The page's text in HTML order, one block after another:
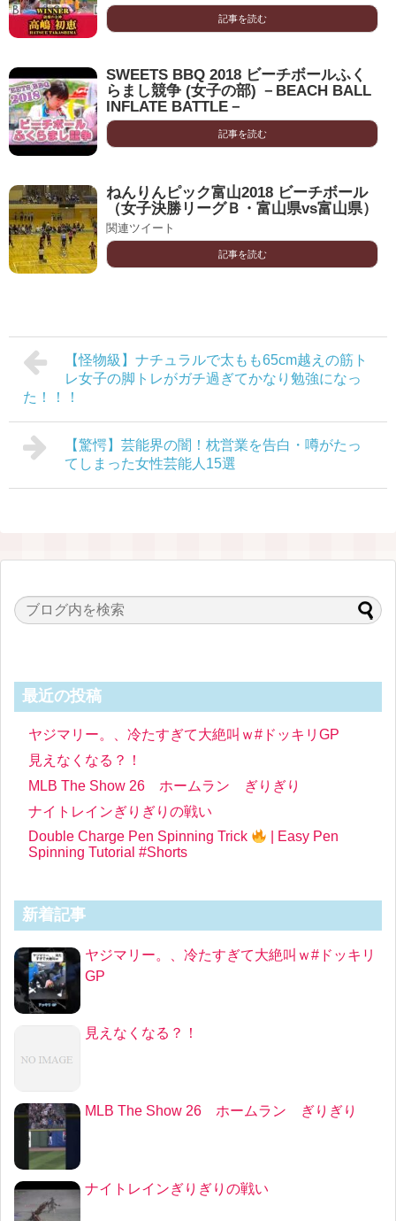
記事を読む
SWEETS BBQ 2018 ビーチボールふく
らまし競争 (女子の部) －BEACH BALL
INFLATE BATTLE－
記事を読む
ねんりんピック富山2018 ビーチボール
（女子決勝リーグＢ・富山県vs富山県）
関連ツイート
記事を読む
【怪物級】ナチュラルで太もも65cm越えの筋ト
レ女子の脚トレがガチ過ぎてかなり勉強になっ
た！！！
【驚愕】芸能界の闇！枕営業を告白・噂がたっ
てしまった女性芸能人15選
最近の投稿
ヤジマリー。、冷たすぎて大絶叫ｗ#ドッキリGP
見えなくなる？！
MLB The Show 26 ホームラン ぎりぎり
ナイトレインぎりぎりの戦い
Double Charge Pen Spinning Trick
| Easy Pen
Spinning Tutorial #Shorts
新着記事
ヤジマリー。、冷たすぎて大絶叫ｗ#ドッキリ
GP
見えなくなる？！
MLB The Show 26 ホームラン ぎりぎり
ナイトレインぎりぎりの戦い